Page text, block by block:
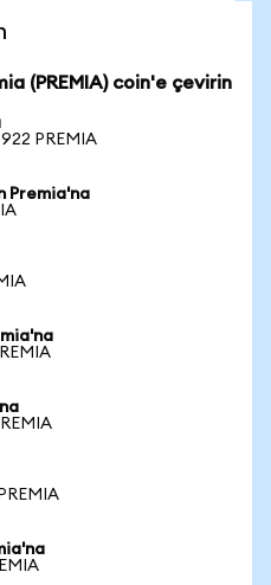
(PREMIA) coin'e çevirin
PREMIA
Premia'na